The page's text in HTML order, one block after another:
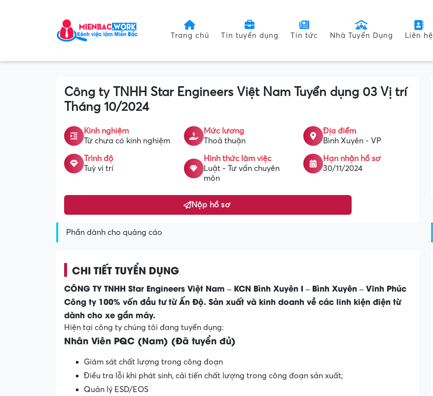
Trang chủ Tin tuyển dụng Tin tức Nhà Tuyển Dụng Liên hệ
Công ty TNHH Star Engineers Việt Nam Tuyển dụng 03 Vị trí
Tháng 10/2024
Kinh nghiệm
Từ chưa có kinh nghiệm
Mức lương
Thoả thuận
Địa điểm
Bình Xuyên - VP
Trình độ
Tuỳ vị trí
Hình thức làm việc
Luật - Tư vấn chuyên
môn
Hạn nhận hồ sơ
30/11/2024
Nộp hồ sơ
Phần dành cho quảng cáo
CHI TIẾT TUYỂN DỤNG
CÔNG TY TNHH Star Engineers Việt Nam – KCN Bình Xuyên I – Bình Xuyên – Vĩnh Phúc
Công ty 100% vốn đầu tư từ Ấn Độ. Sản xuất và kinh doanh về các linh kiện điện từ
dành cho xe gắn máy.
Hiện tại công ty chúng tôi đang tuyển dụng:
Nhân Viên PQC (Nam) (Đã tuyển đủ)
Giám sát chất lượng trong công đoạn
Điều tra lỗi khi phát sinh, cải tiến chất lượng trong công đoạn sản xuất;
Quản lý ESD/EOS